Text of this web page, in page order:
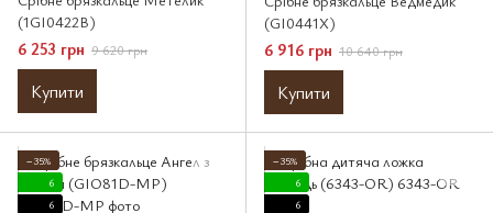
(1GI0422B)
6 253 грн 9 620 грн
Купити
(GI0441X)
6 916 грн 10 640 грн
Купити
−35%
6
6
−35%
6
6